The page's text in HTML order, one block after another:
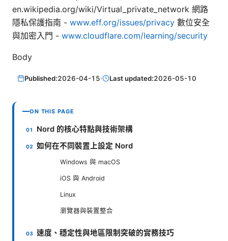
en.wikipedia.org/wiki/Virtual_private_network 網路
隱私保護指南 - www.eff.org/issues/privacy 數位安全
與加密入門 - www.cloudflare.com/learning/security
Body
Published:2026-04-15· Last updated:2026-05-10
ON THIS PAGE
Nord 的核心特點與技術架構
如何在不同裝置上設定 Nord
Windows 與 macOS
iOS 與 Android
Linux
瀏覽器與裝置整合
速度、穩定性與地區限制突破的實務技巧